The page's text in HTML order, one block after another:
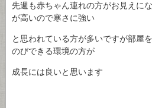
先週も赤ちゃん連れの方がお見えに
が高いので寒さに強い
と思われている方が多いですが部屋
のびできる環境の方が
成長には良いと思います